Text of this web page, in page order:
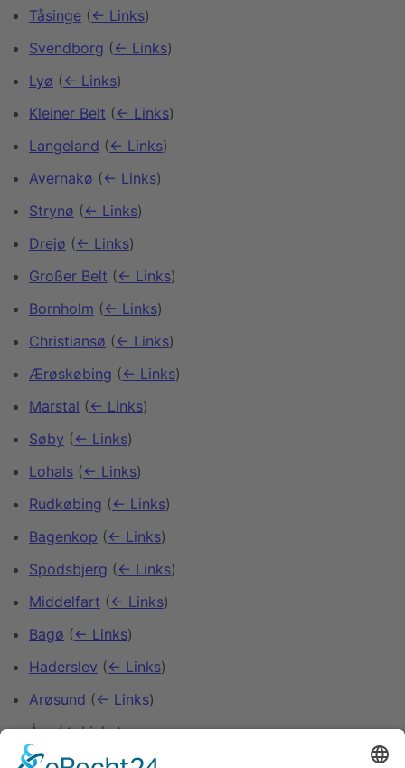
Tåsinge (← Links)
Svendborg (← Links)
Lyø (← Links)
Kleiner Belt (← Links)
Langeland (← Links)
Avernakø (← Links)
Strynø (← Links)
Drejø (← Links)
Großer Belt (← Links)
Bornholm (← Links)
Christiansø (← Links)
Ærøskøbing (← Links)
Marstal (← Links)
Søby (← Links)
Lohals (← Links)
Rudkøbing (← Links)
Bagenkop (← Links)
Spodsbjerg (← Links)
Middelfart (← Links)
Bagø (← Links)
Haderslev (← Links)
Arøsund (← Links)
Årø (← Links)